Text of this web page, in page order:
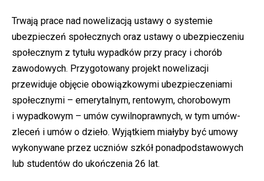
Trwają prace nad nowelizacją ustawy o systemie
ubezpieczeń społecznych oraz ustawy o ubezpieczeniu
społecznym z tytułu wypadków przy pracy i chorób
zawodowych. Przygotowany projekt nowelizacji
przewiduje objęcie obowiązkowymi ubezpieczeniami
społecznymi – emerytalnym, rentowym, chorobowym
i wypadkowym – umów cywilnoprawnych, w tym umów-
zleceń i umów o dzieło. Wyjątkiem miałyby być umowy
wykonywane przez uczniów szkół ponadpodstawowych
lub studentów do ukończenia 26 lat.